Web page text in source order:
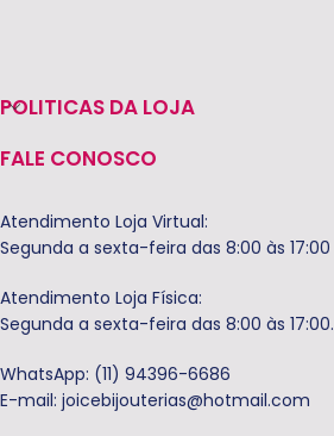
POLITICAS DA LOJA
FALE CONOSCO
Atendimento Loja Virtual:
Segunda a sexta-feira das 8:00 às 17:00
Atendimento Loja Física:
Segunda a sexta-feira das 8:00 às 17:00.
WhatsApp: (11) 94396-6686
E-mail: joicebijouterias@hotmail.com